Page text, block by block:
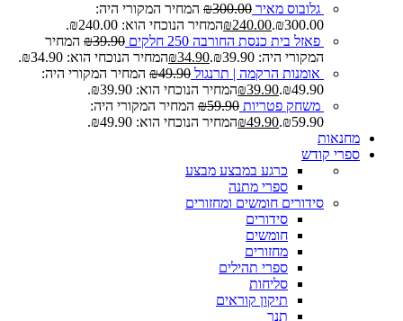
גלובוס מאיר ₪300.00
המחיר המקורי היה:
₪300.00.
₪240.00
המחיר הנוכחי הוא: ₪240.00.
פאזל בית כנסת החורבה 250 חלקים
₪39.90
המחיר
המקורי היה: ₪39.90.
₪34.90
המחיר הנוכחי הוא: ₪34.90.
אומנות הרקמה | תרנגול
₪49.90
המחיר המקורי היה:
₪49.90.
₪39.90
המחיר הנוכחי הוא: ₪39.90.
משחק פטריות
₪59.90
המחיר המקורי היה:
₪59.90.
₪49.90
המחיר הנוכחי הוא: ₪49.90.
מחנאות
ספרי קודש
כרגע במבצע מבצע
ספרי מתנה
סידורים חומשים ומחזורים
סידורים
חומשים
מחזורים
ספרי תהילים
סליחות
תיקון קוראים
תנך